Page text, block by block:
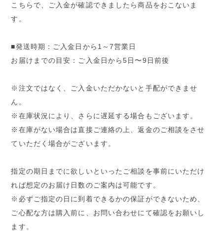
こちらで、ご入金が確認できましたら商品をおこないま
す。
■発送時期：ご入金日から1～7営業日
お届けまでの目安：ご入金日から5日〜9日前後
※注文ではなく、ご入金いただかないと手配ができませ
ん。
※在庫状況により、さらに遅延する場合もございます。
※在庫がない場合は直接ご連絡の上、返金のご相談をさせ
ていただく場合がございます。
指定の期日までに欲しいといったご相談を事前にいただけ
れば想定のお届け日数のご案内は可能です。
※必ずご指定の日に到着できるかの保証ができないため、
ご心配な方は購入前に、お問い合わせにて確認をお願いし
ます。